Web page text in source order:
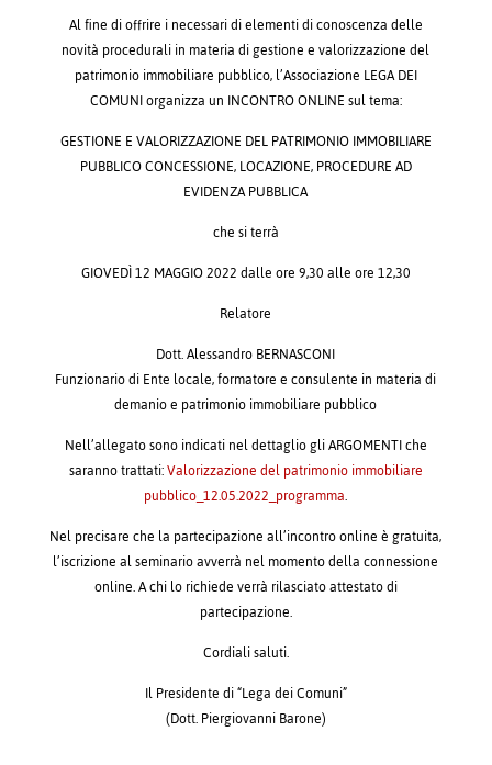
Al fine di offrire i necessari di elementi di conoscenza delle
novità procedurali in materia di gestione e valorizzazione del
patrimonio immobiliare pubblico, l’Associazione LEGA DEI
COMUNI organizza un INCONTRO ONLINE sul tema:
GESTIONE E VALORIZZAZIONE DEL PATRIMONIO IMMOBILIARE
PUBBLICO CONCESSIONE, LOCAZIONE, PROCEDURE AD
EVIDENZA PUBBLICA
che si terrà
GIOVEDÌ 12 MAGGIO 2022 dalle ore 9,30 alle ore 12,30
Relatore
Dott. Alessandro BERNASCONI
Funzionario di Ente locale, formatore e consulente in materia di
demanio e patrimonio immobiliare pubblico
Nell’allegato sono indicati nel dettaglio gli ARGOMENTI che
saranno trattati:Valorizzazione del patrimonio immobiliare
pubblico_12.05.2022_programma.
Nel precisare che la partecipazione all’incontro online è gratuita,
l’iscrizione al seminario avverrà nel momento della connessione
online. A chi lo richiede verrà rilasciato attestato di
partecipazione.
Cordiali saluti.
Il Presidente di “Lega dei Comuni”
(Dott. Piergiovanni Barone)